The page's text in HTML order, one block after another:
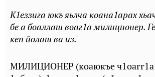
К1еззига юкъ яьлча коана1арах
бе а боаллаш воаг1а милиционер.
кеп йолаш ва из.
МИЛИЦИОНЕР (коаюкъе